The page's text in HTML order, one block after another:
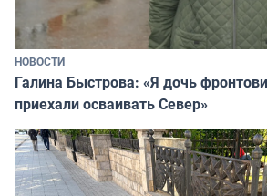
НОВОСТИ
Галина Быстрова: «Я дочь
приехали осваивать Север»